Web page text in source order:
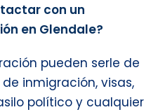
con un
en Glendale?
pueden serle de
inmigración, visas,
político y cualquier